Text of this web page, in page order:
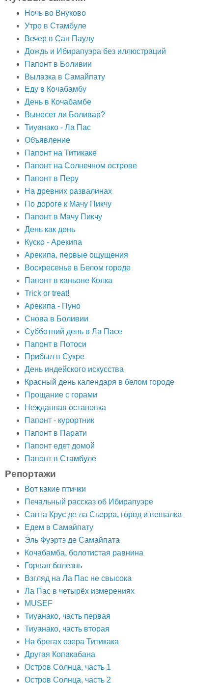
Ночь во Внуково
Утро в Стамбуле
Вечер в Сан Паулу
Дождь и Ибирапуэра без иллюстраций
Папонт в Боливии
Вылазка в Самайпату
Еду в Кочабамбу
День в Кочабамбе
Вынесет ли Боливар?
Тиуанако - Ла Пас
Объявление
Папонт на Титикаке
Папонт на Солнечном острове
Папонт в Перу
На древних развалинах
По дороге к Мачу Пикчу
Папонт в Мачу Пикчу
День как день
Куско - Арекипа
Арекипа, первые ощущения
Воскресенье в Белом городе
Папонт в каньоне Колка
Trick or treat!
Арекипа - Пуно
Снова в Боливии
Субботний день в Ла Пасе
Папонт в Потоси
Прибыл в Сукре
День индейского искусства
Красный день календаря в белом городе
Прощание с горами
Нежданная остановка
Папонт - курортник
Папонт в Парати
Папонт едет домой
Папонт в Стамбуле
Репортажи
Вот какие птички
Печальный рассказ об Ибирапуэре
Санта Крус де ла Сьерра, город и вешалка
Едем в Самайпату
Эль Фуэртэ де Самайпата
Кочабамба, болотистая равнина
Горная болезнь
Взгляд на Ла Пас не свысока
Ла Пас в четырёх измерениях
MUSEF
Тиуанако, часть первая
Тиуанако, часть вторая
На брегах озера Титикака
Другая Копакабана
Остров Солнца, часть 1
Остров Солнца, часть 2